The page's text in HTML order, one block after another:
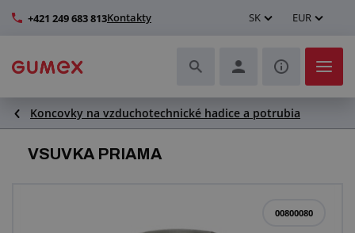
+421 249 683 813Kontakty SK EUR
Hadice a ich kompletizácia
Profily a výroba tesnení
Koncovky na vzduchotechnické hadice a potrubia
VSUVKA PRIAMA
00800080